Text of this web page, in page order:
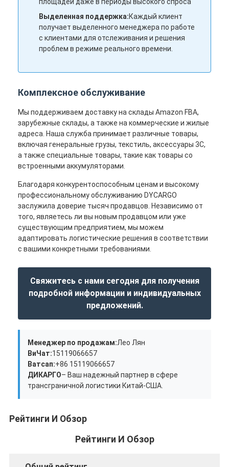
контроль качества
контактные данные
Международная перевозка передняя
Перевозимый самолетами груз передний
Морские перевозки
ДДП доставка из Китая
ЖЕЛЕЗНОДОРОЖНЫЕ ПЕРЕВОЗКИ
Грузовые перевозки
Служба хранения
Выделенная поддержка:Каждый клиент
получает выделенного менеджера по работе
с клиентами для отслеживания и решения
проблем в режиме реального времени.
Комплексное обслуживание
Мы поддерживаем доставку на склады Amazon FBA,
зарубежные склады, а также на коммерческие и жилые
адреса. Наша служба принимает различные товары,
включая генеральные грузы, текстиль, аксессуары 3C,
а также специальные товары, такие как товары со
встроенными аккумуляторами.
Благодаря конкурентоспособным ценам и высокому
профессиональному обслуживанию DYCARGO
заслужила доверие тысяч продавцов. Независимо от
того, являетесь ли вы новым продавцом или уже
существующим предприятием, мы можем
адаптировать логистические решения в соответствии
с вашими конкретными требованиями.
Свяжитесь с нами сегодня для получения
подробной информации и индивидуальных
предложений.
Менеджер по продажам:Лео Лян
ВиЧат:15119066657
Ватсап:+86 15119066657
ДИКАРГО– Ваш надежный партнер в сфере
трансграничной логистики Китай-США.
Рейтинги И Обзор
Рейтинги И Обзор